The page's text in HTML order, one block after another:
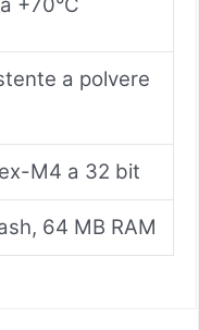
a polvere
M4 a 32 bit
64 MB RAM